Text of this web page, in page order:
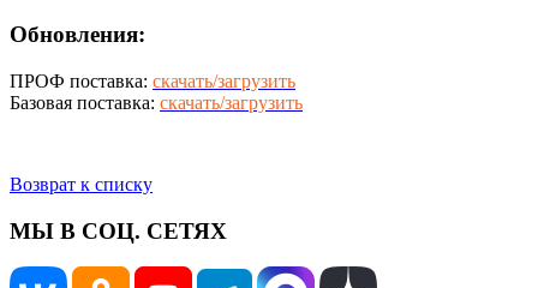
Обновления:
ПРОФ поставка: скачать/загрузить
Базовая поставка: скачать/загрузить
Возврат к списку
МЫ В СОЦ. СЕТЯХ